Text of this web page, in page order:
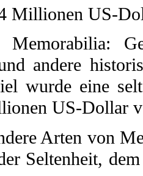
Millionen US-
Memorabilia:
andere
wurde eine
US-Dollar
Arten von
Seltenheit,